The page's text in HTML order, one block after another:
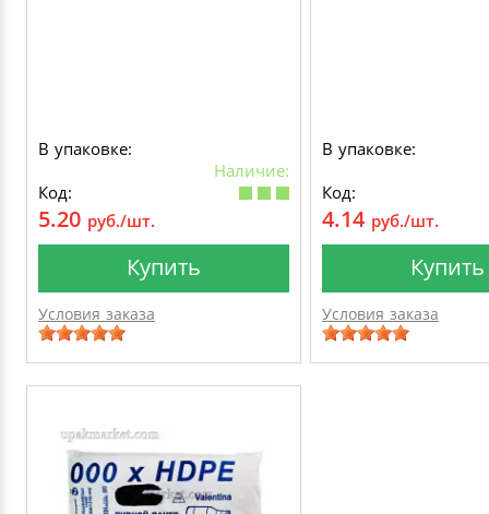
В упаковке:
Наличие:
Код:
5.20 руб./шт.
Купить
Условия заказа
В упаковке:
Код:
4.14 руб./шт.
Купить
Условия заказа